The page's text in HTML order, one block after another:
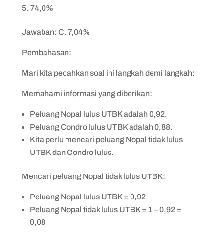
74,0%
Jawaban: C. 7,04%
Pembahasan:
Mari kita pecahkan soal ini langkah demi langkah:
Memahami informasi yang diberikan:
Peluang Nopal lulus UTBK adalah 0,92.
Peluang Condro lulus UTBK adalah 0,88.
Kita perlu mencari peluang Nopal tidak lulus
UTBK dan Condro lulus.
Mencari peluang Nopal tidak lulus UTBK:
Peluang Nopal lulus UTBK = 0,92
Peluang Nopal tidak lulus UTBK = 1 – 0,92 =
0,08